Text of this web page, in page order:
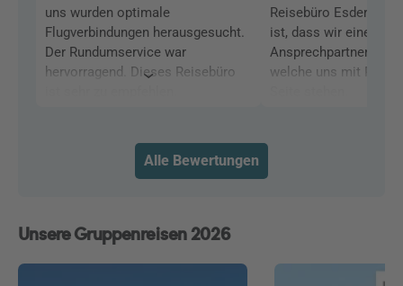
uns wurden optimale
Flugverbindungen herausgesucht.
Der Rundumservice war
hervorragend. Dieses Reisebüro
Reisebüro Esders.
ist, dass wir einen
Ansprechpartner vor
welche uns mit Rat
Alle Bewertungen
Unsere Gruppenreisen 2026